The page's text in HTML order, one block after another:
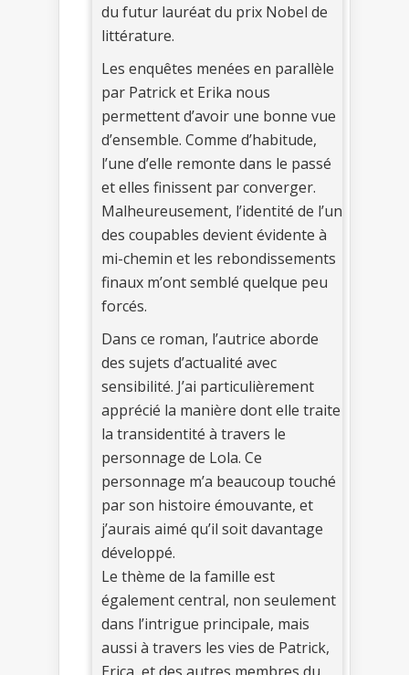
du futur lauréat du prix Nobel de
littérature.
Les enquêtes menées en parallèle
par Patrick et Erika nous
permettent d’avoir une bonne vue
d’ensemble. Comme d’habitude,
l’une d’elle remonte dans le passé
et elles finissent par converger.
Malheureusement, l’identité de l’un
des coupables devient évidente à
mi-chemin et les rebondissements
finaux m’ont semblé quelque peu
forcés.
Dans ce roman, l’autrice aborde
des sujets d’actualité avec
sensibilité. J’ai particulièrement
apprécié la manière dont elle traite
la transidentité à travers le
personnage de Lola. Ce
personnage m’a beaucoup touché
par son histoire émouvante, et
j’aurais aimé qu’il soit davantage
développé.
Le thème de la famille est
également central, non seulement
dans l’intrigue principale, mais
aussi à travers les vies de Patrick,